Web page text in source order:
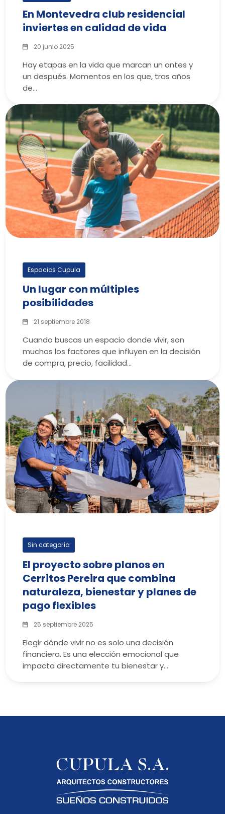
En Montevedra club residencial
inviertes en calidad de vida
20 junio 2025
Hay etapas en la vida que marcan un antes y
un después. Momentos en los que, tras años
de…
Espacios Cupula
Un lugar con múltiples
posibilidades
21 septiembre 2018
Cuando buscas un espacio donde vivir, son
muchos los factores que influyen en la decisión
de compra, precio, facilidad…
Sin categoría
El proyecto sobre planos en
Cerritos Pereira que combina
naturaleza, bienestar y planes de
pago flexibles
25 septiembre 2025
Elegir dónde vivir no es solo una decisión
financiera. Es una elección emocional que
impacta directamente tu bienestar y…